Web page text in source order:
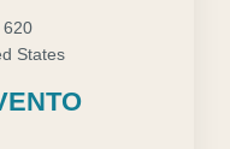
620
States